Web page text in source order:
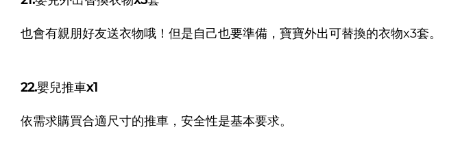
也會有親朋好友送衣物哦！但是自己也要準備，寶寶外出可替換的衣物x3套。
22.嬰兒推車x1
依需求購買合適尺寸的推車，安全性是基本要求。